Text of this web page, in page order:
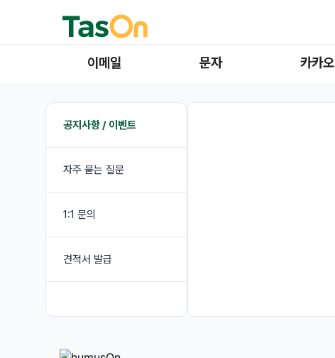
이메일 문자 카카오
공지사항 / 이벤트
자주 묻는 질문
1:1 문의
견적서 발급